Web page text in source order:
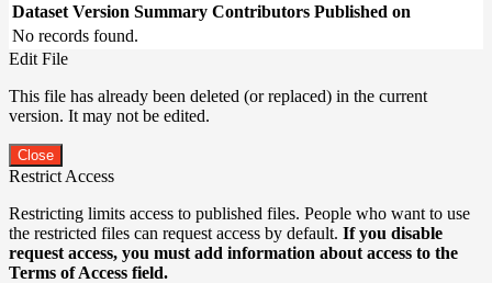
Dataset Version Summary Contributors Published on
No records found.
Edit File
This file has already been deleted (or replaced) in the current
version. It may not be edited.
Close
Restrict Access
Restricting limits access to published files. People who want to use
the restricted files can request access by default. If you disable
request access, you must add information about access to the
Terms of Access field.